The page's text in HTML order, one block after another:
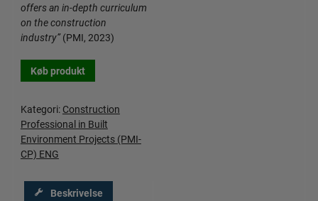
offers an in-depth curriculum
on the construction
industry”(PMI, 2023)
Køb produkt
Kategori: Construction
Professional in Built
Environment Projects (PMI-
CP) ENG
Beskrivelse